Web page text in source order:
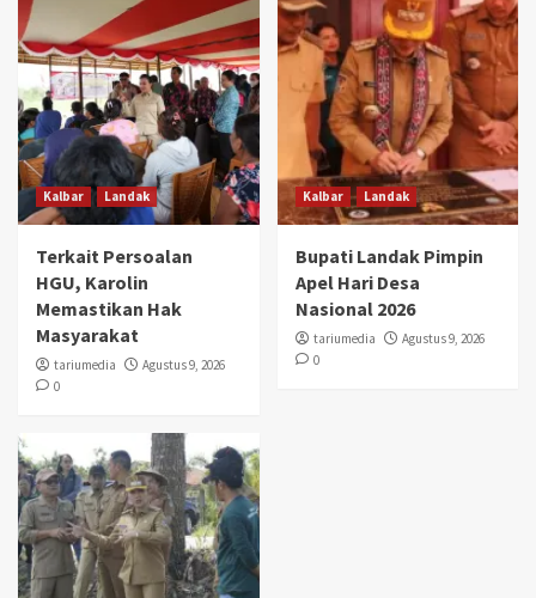
Kalbar Landak
Terkait Persoalan
HGU, Karolin
Memastikan Hak
Masyarakat
tariumedia
Agustus 9, 2026
0
Kalbar Landak
Bupati Landak Pimpin
Apel Hari Desa
Nasional 2026
tariumedia
Agustus 9, 2026
0